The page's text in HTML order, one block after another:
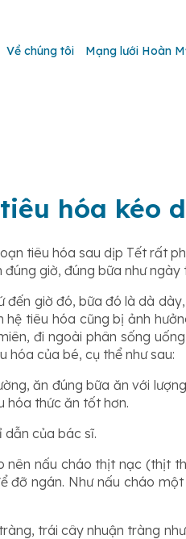
Về chúng tôi Mạng lưới Hoàn
hóa kéo
tiêu hóa sau dịp Tết rất
giờ, đúng bữa như
giờ đó, bữa đó là dà
hệ tiêu hóa cũng bị ảnh
đi ngoài phân sống
hóa của bé, cụ thể như sau:
ăn đúng bữa ăn với
hóa thức ăn tốt hơn.
dẫn của bác sĩ.
nên nấu cháo thịt nạc (thịt
đỡ ngán. Như nấu cháo
trái cây nhuận tràng